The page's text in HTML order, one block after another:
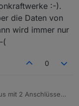
- was ich aber
Instanz. (BTW:
:-).
die Daten von
wird immer nur
(
0
mit 2 Anschlüssen